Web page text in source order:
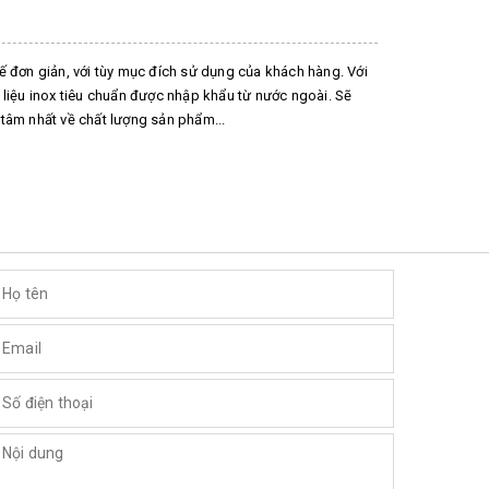
giản, với tùy mục đích sử dụng của khách hàng. Với
inox tiêu chuẩn được nhập khẩu từ nước ngoài. Sẽ
nhất về chất lượng sản phẩm...